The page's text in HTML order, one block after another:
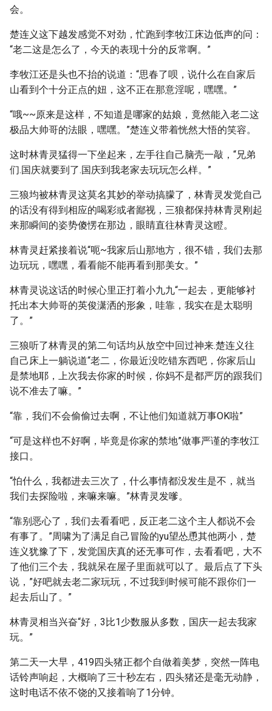
会。
楚连义这下越发感觉不对劲，忙跑到李牧江床边低声的问：
“老二这是怎么了，今天的表现十分的反常啊。”
李牧江还是头也不抬的说道：“思春了呗，说什么在自家后
山看到个十分正点的妞，这不正在那意淫呢，嘿嘿。”
“哦~~原来是这样，不知道是哪家的姑娘，竟然能入老二这
极品大帅哥的法眼，嘿嘿。”楚连义带着恍然大悟的笑容。
这时林青灵猛得一下坐起来，左手往自己脑壳一敲，“兄弟
们.国庆就要到了.国庆到我老家去玩玩怎么样。”
三狼均被林青灵这莫名其妙的举动搞朦了，林青灵发觉自己
的话没有得到相应的喝彩或者鄙视，三狼都保持林青灵刚起
来那瞬间的姿势傻愣在那边，眼睛直往林青灵这瞪。
林青灵赶紧接着说“呃~我家后山那地方，很不错，我们去那
边玩玩，嘿嘿，看看能不能再看到那美女。”
林青灵说这话的时候心里正打着小九九“一起去，更能够衬
托出本大帅哥的英俊潇洒的形象，哇靠，我实在是太聪明
了。”
三狼听了林青灵的第二句话均从放空中回过神来.楚连义往
自己床上一躺说道“老二，你最近没吃错东西吧，你家后山
是禁地耶，上次我去你家的时候，你妈不是都严厉的跟我们
说不准去了嘛。”
“靠，我们不会偷偷过去啊，不让他们知道就万事OK啦”
“可是这样也不好啊，毕竟是你家的禁地”做事严谨的李牧江
接口。
“怕什么，我都进去三次了，什么事情都没发生是不，就当
我们去探险啦，来嘛来嘛。”林青灵发嗲。
“靠别恶心了，我们去看看吧，反正老二这个主人都说不会
有事了。”周啸为了满足自己冒险的yu望怂恿其他两小，楚
连义犹豫了下，发觉国庆真的还无事可作，去看看吧，大不
了他们三个去，我就呆在屋子里面就可以了。最后点了下头
说，”好吧就去老二家玩玩，不过我到时候可能不跟你们一
起去后山了。”
林青灵相当兴奋“好，3比1少数服从多数，国庆一起去我家
玩。”
第二天一大早，419四头猪正都个自做着美梦，突然一阵电
话铃声响起，大概响了三十秒左右，四头猪还是毫无动静，
这时电话不依不饶的又接着响了1分钟。